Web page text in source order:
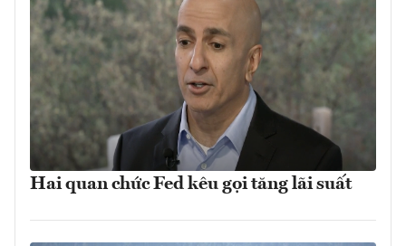
Hai quan chức Fed kêu gọi tăng lãi suất